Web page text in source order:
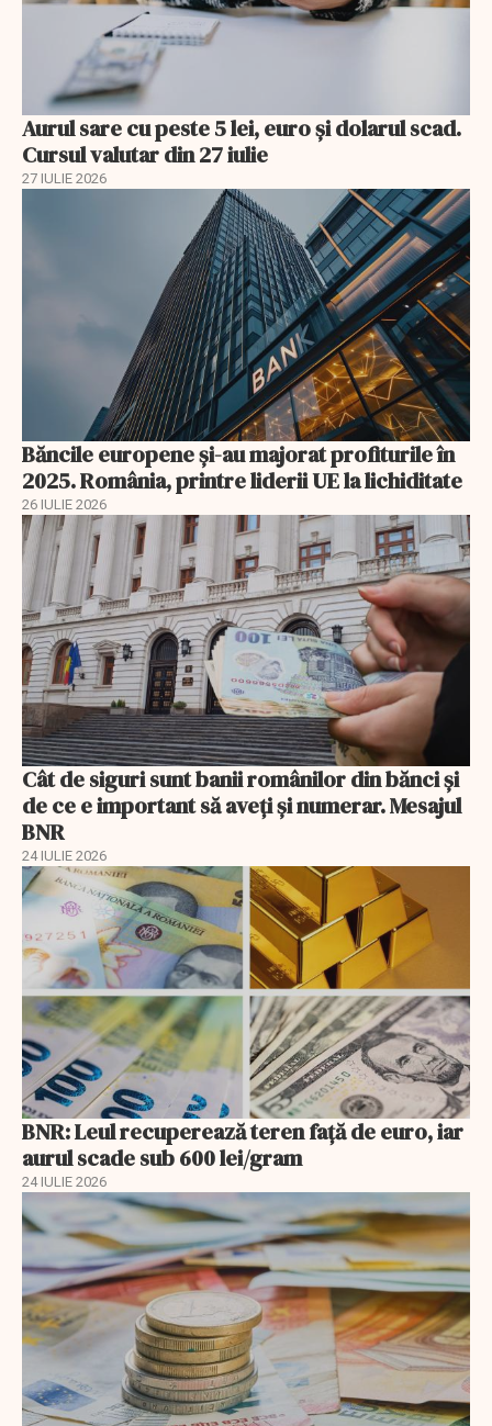
Aurul sare cu peste 5 lei, euro și dolarul scad.
Cursul valutar din 27 iulie
27 IULIE 2026
Băncile europene și-au majorat profiturile în
2025. România, printre liderii UE la lichiditate
26 IULIE 2026
Cât de siguri sunt banii românilor din bănci şi
de ce e important să aveţi şi numerar. Mesajul
BNR
24 IULIE 2026
BNR: Leul recuperează teren faţă de euro, iar
aurul scade sub 600 lei/gram
24 IULIE 2026